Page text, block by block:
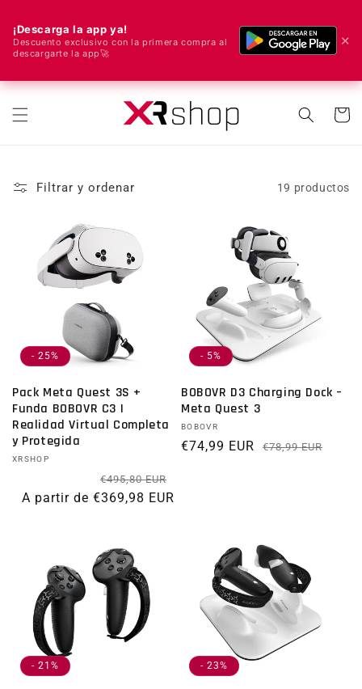
¡Descarga la app ya!
Descuento exclusivo con la primera compra al
descargarte la app🚀
✕
🌍 ¡Enviamos a todo el mundo! 🚀📦
Carrito
Filtrar y ordenar 19 productos
- 25%
Pack Meta Quest 3S +
Funda BOBOVR C3 |
Realidad Virtual Completa
y Protegida
Proveedor:
XRSHOP
€495,80 EUR
A partir de €369,98 EUR
- 5%
BOBOVR D3 Charging Dock –
Meta Quest 3
Proveedor:
BOBOVR
€78,99 EUR
€74,99 EUR
- 21% - 23%